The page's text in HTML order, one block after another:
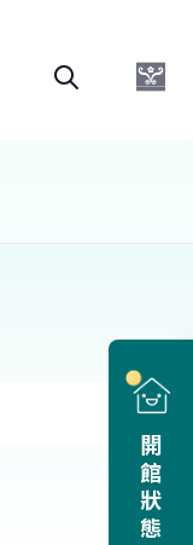
開館狀態